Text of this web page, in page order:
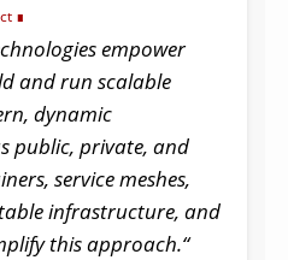
empower
and run scalable
dynamic
public, private, and
service meshes,
infrastructure, and
this approach.“